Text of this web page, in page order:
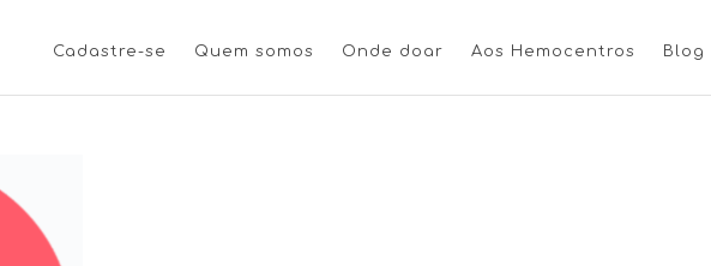
Cadastre-se Quem somos Onde doar Aos Hemocentros Blog